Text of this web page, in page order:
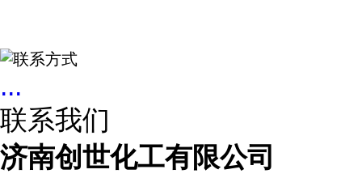
...
联系我们
济南创世化工有限公司